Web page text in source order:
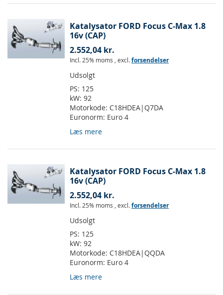
Katalysator FORD Focus C-Max 1.8
16v (CAP)
2.552,04 kr.
Incl. 25% moms , excl.forsendelser
Udsolgt
PS: 125
kW: 92
Motorkode: C18HDEA|Q7DA
Euronorm: Euro 4
Læs mere
Katalysator FORD Focus C-Max 1.8
16v (CAP)
2.552,04 kr.
Incl. 25% moms , excl.forsendelser
Udsolgt
PS: 125
kW: 92
Motorkode: C18HDEA|QQDA
Euronorm: Euro 4
Læs mere